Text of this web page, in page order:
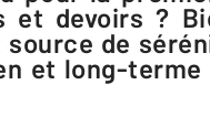
et devoirs ?
de
et long-